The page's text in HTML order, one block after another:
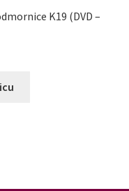
K19 (DVD –